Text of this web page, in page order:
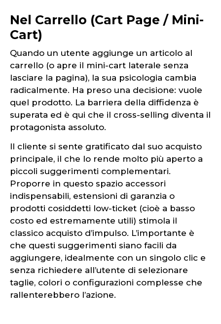
Nel Carrello (Cart Page / Mini-
Cart)
Quando un utente aggiunge un articolo al
carrello (o apre il mini-cart laterale senza
lasciare la pagina), la sua psicologia cambia
radicalmente. Ha preso una decisione: vuole
quel prodotto. La barriera della diffidenza è
superata ed è qui che il cross-selling diventa il
protagonista assoluto.
Il cliente si sente gratificato dal suo acquisto
principale, il che lo rende molto più aperto a
piccoli suggerimenti complementari.
Proporre in questo spazio accessori
indispensabili, estensioni di garanzia o
prodotti cosiddetti low-ticket (cioè a basso
costo ed estremamente utili) stimola il
classico acquisto d’impulso. L’importante è
che questi suggerimenti siano facili da
aggiungere, idealmente con un singolo clic e
senza richiedere all’utente di selezionare
taglie, colori o configurazioni complesse che
rallenterebbero l’azione.